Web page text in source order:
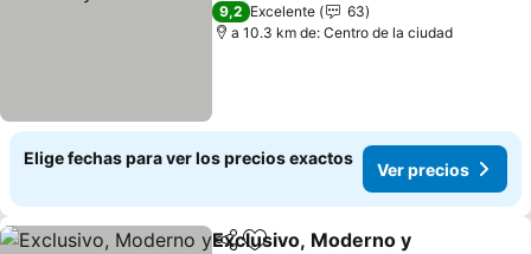
9,2 Excelente
63
a 10.3 km de: Centro de la ciudad
Elige fechas para ver los precios exactos
Ver precios
Exclusivo, Moderno y